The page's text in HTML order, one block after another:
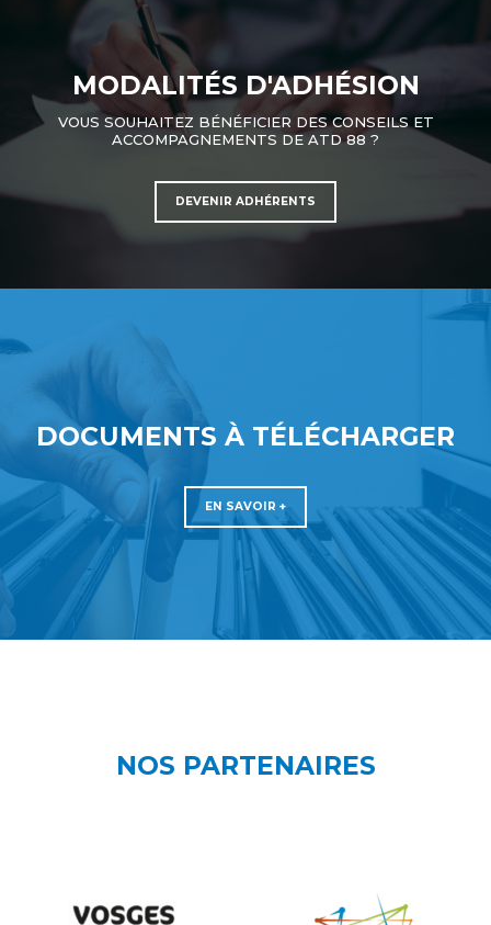
MODALITÉS D'ADHÉSION
VOUS SOUHAITEZ BÉNÉFICIER DES CONSEILS ET
ACCOMPAGNEMENTS DE ATD 88 ?
DEVENIR ADHÉRENTS
DOCUMENTS À TÉLÉCHARGER
EN SAVOIR +
NOS PARTENAIRES